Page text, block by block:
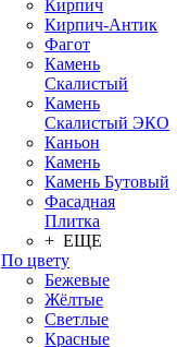
Кирпич
Кирпич-Антик
Фагот
Камень
Скалистый
Камень
Скалистый ЭКО
Каньон
Камень
Камень Бутовый
Фасадная
Плитка
+ ЕЩЕ
По цвету
Бежевые
Жёлтые
Светлые
Красные